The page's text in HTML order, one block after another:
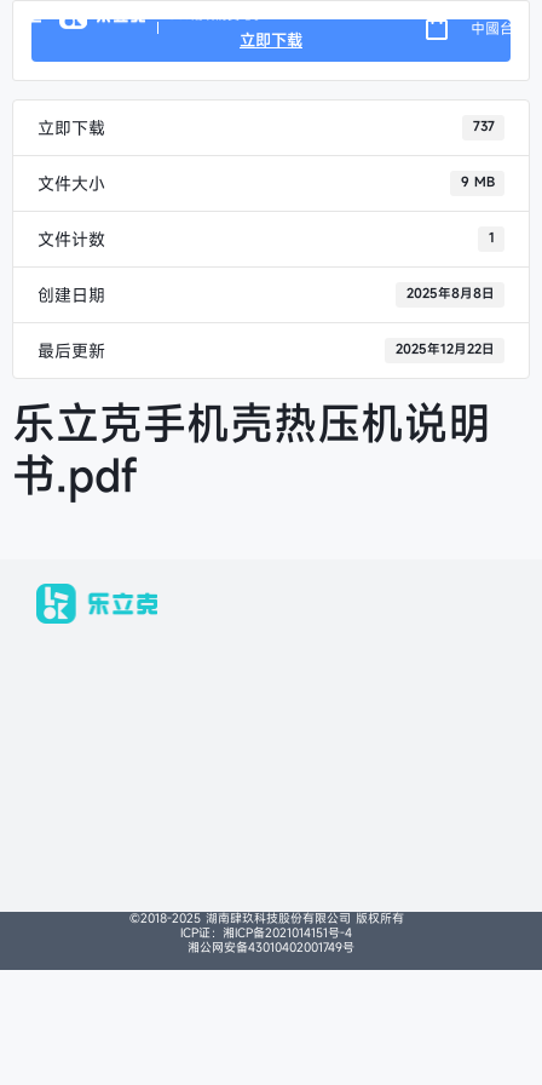
中國台灣
立即下载
立即下载 737
文件大小 9 MB
文件计数 1
创建日期 2025年8月8日
最后更新 2025年12月22日
乐立克手机壳热压机说明
书.pdf
©2018-2025 湖南肆玖科技股份有限公司 版权所有
ICP证：湘ICP备2021014151号-4
湘公网安备43010402001749号